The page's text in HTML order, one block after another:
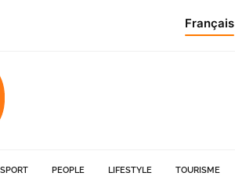
Français
SPORT PEOPLE LIFESTYLE TOURISME